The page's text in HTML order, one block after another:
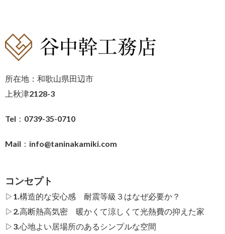
所在地：和歌山県田辺市
上秋津2128-3
Tel：0739-35-0710
Mail： info@taninakamiki.com
コンセプト
▷1.構造的な安心感 耐震等級３はなぜ必要か？
▷2.高断熱高気密 暖かくて涼しくて光熱費の抑えた家
▷3.心地よい居場所のあるシンプルな空間